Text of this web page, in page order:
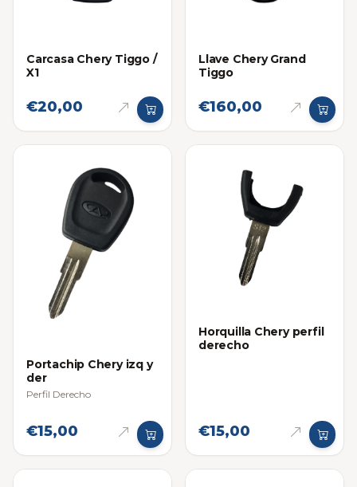
Carcasa Chery Tiggo /
X1
€20,00
Llave Chery Grand
Tiggo
€160,00
Portachip Chery izq y
der
Perfil Derecho
€15,00
Horquilla Chery perfil
derecho
€15,00